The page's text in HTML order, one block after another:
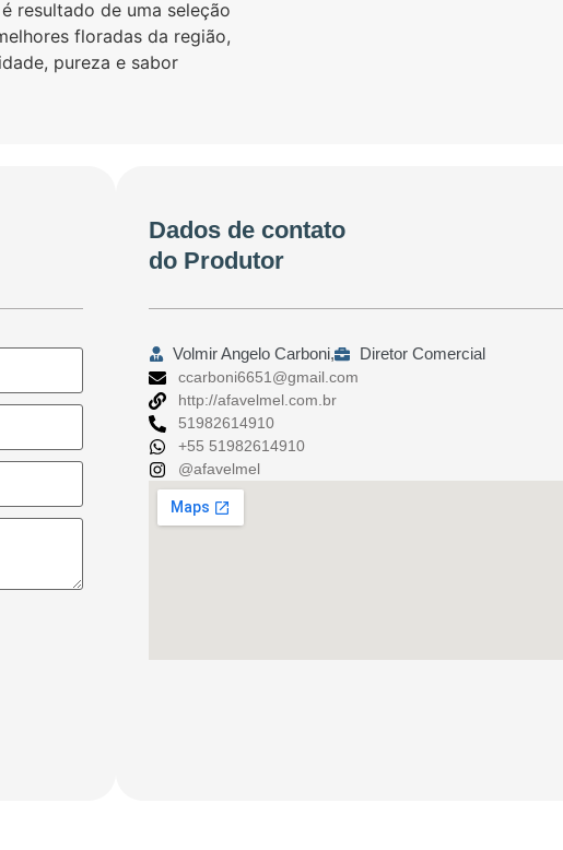
resultado de uma seleção
floradas da região,
pureza e sabor
Dados de contato
do Produtor
Volmir Angelo Carboni, Diretor Comercial
ccarboni6651@gmail.com
http://afavelmel.com.br
51982614910
+55 51982614910
@afavelmel